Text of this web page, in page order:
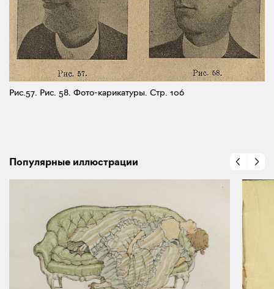
Рис.57. Рис. 58. Фото-карикатуры. Стр. 106
Популярные иллюстрации